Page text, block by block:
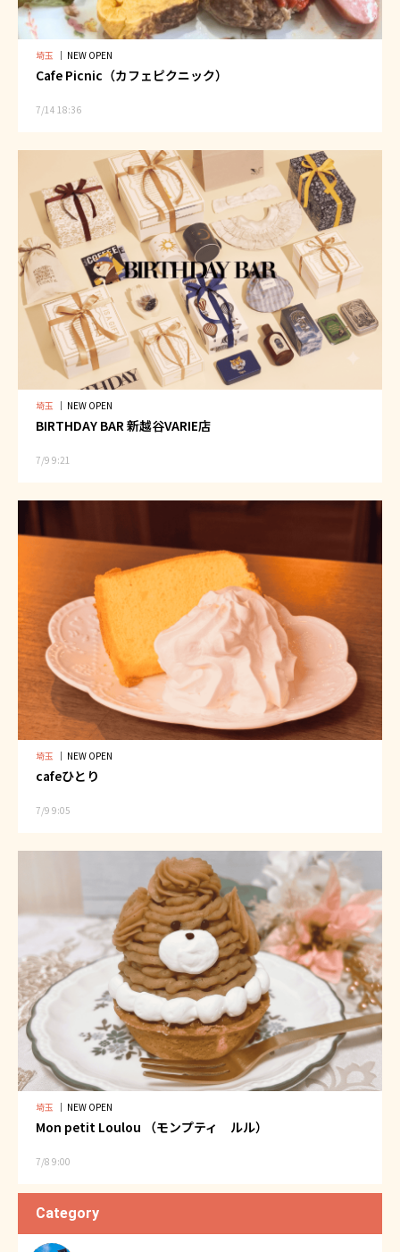
埼玉 ｜ NEW OPEN
Cafe Picnic（カフェピクニック）
7/14 18:36
埼玉 ｜ NEW OPEN
BIRTHDAY BAR 新越谷VARIE店
7/9 9:21
埼玉 ｜ NEW OPEN
cafeひとり
7/9 9:05
埼玉 ｜ NEW OPEN
Mon petit Loulou （モンプティ ルル）
7/8 9:00
Category